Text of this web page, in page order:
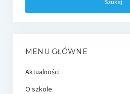
MENU GŁÓWNE
Aktualności
O szkole